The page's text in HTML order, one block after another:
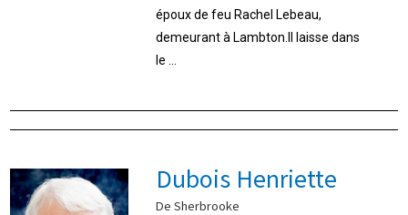
époux de feu Rachel Lebeau,
demeurant à Lambton.Il laisse dans
le ...
Dubois Henriette
De Sherbrooke